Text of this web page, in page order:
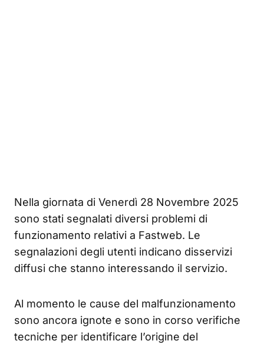
Nella giornata di Venerdì 28 Novembre 2025
sono stati segnalati diversi problemi di
funzionamento relativi a Fastweb. Le
segnalazioni degli utenti indicano disservizi
diffusi che stanno interessando il servizio.
Al momento le cause del malfunzionamento
sono ancora ignote e sono in corso verifiche
tecniche per identificare l’origine del